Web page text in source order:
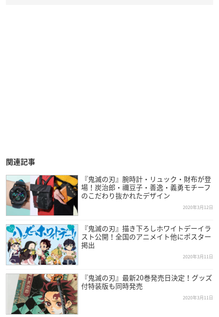
関連記事
『鬼滅の刃』腕時計・リュック・財布が登
場！炭治郎・禰豆子・善逸・義勇モチーフ
のこだわり抜かれたデザイン
2020年3月12日
『鬼滅の刃』描き下ろしホワイトデーイラ
スト公開！全国のアニメイト他にポスター
掲出
2020年3月11日
『鬼滅の刃』最新20巻発売日決定！グッズ
付特装版も同時発売
2020年3月11日